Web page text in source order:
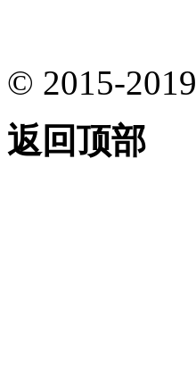
© 2015-2019
返回顶部